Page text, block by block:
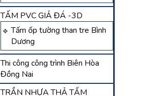
TẤM PVC GIẢ ĐÁ -3D
Tấm ốp tường than tre Bình
Dương
Thi công công trình Biên Hòa
Đồng Nai
TRẦN NHỰA THẢ TẤM